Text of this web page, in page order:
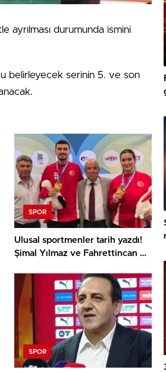
ayrılması durumunda ismini
belirleyecek serinin 5. ve son
SPOR
Ulusal sportmenler tarih yazdı!
Şimal Yılmaz ve Fahrettincan Er
SPOR